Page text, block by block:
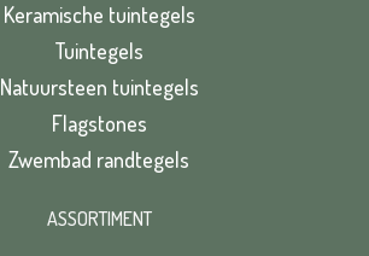
Keramische tuintegels
Tuintegels
Natuursteen tuintegels
Flagstones
Zwembad randtegels
ASSORTIMENT